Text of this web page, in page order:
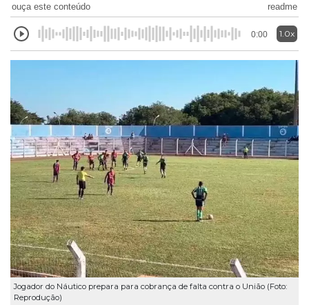
ouça este conteúdo readme
0:00 1.0x
Jogador do Náutico prepara para cobrança de falta contra o União (Foto:
Reprodução)